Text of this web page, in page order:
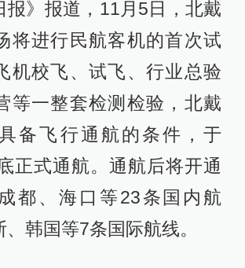
报》报道，11月5日，北戴
将进行民航客机的首次试
机校飞、试飞、行业总验
等一整套检测检验，北戴
备飞行通航的条件，于
正式通航。通航后将开通
都、海口等23条国内航
韩国等7条国际航线。